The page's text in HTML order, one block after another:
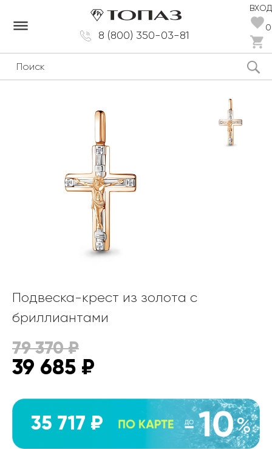
8 (800) 350-03-81
ВХОД
0
dehaze
Подвеска-крест из золота с
бриллиантами
79 370₽
39 685 ₽
35 717 ₽